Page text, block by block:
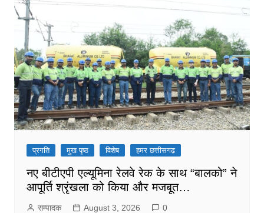
प्रगति मुख पृष्ठ विशेष हमर छत्तीसगढ़
नए बीटीएपी एल्यूमिना रेलवे रेक के साथ “बालको” ने
आपूर्ति श्रृंखला को किया और मजबूत…
सम्पादक August 3, 2026 0